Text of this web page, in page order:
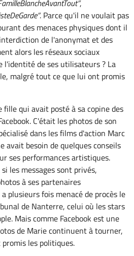
,
. Parce qu'il ne voulait pas
des menaces physiques dont il
de l'anonymat et des
alors les réseaux sociaux
l'identité de ses utilisateurs ? La
malgré tout ce que lui ont promis
qui avait posté à sa copine des
C'était les photos de son
dans les films d'action Marc
avait besoin de quelques conseils
ses performances artistiques.
les messages sont privés,
à ses partenaires
plusieurs fois menacé de procès le
de Nanterre, celui où les stars
Mais comme Facebook est une
de Marie continuent à tourner,
les politiques.